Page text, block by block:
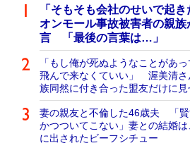
「そもそも会社のせいで起
オンモール事故被害者の親族
言 「最後の言葉は…」
「もし俺が死ぬようなことがあ
飛んで来なくていい」 渥美清
族同然に付き合った盟友だけに
妻の親友と不倫した46歳夫 「賢
かつついてこない」妻との結婚
に出されたビーフシチュー